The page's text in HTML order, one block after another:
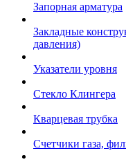
Запорная арматура
Закладные
давления)
Указатели уровня
Стекло Клингера
Кварцевая трубка
Счетчики газа,